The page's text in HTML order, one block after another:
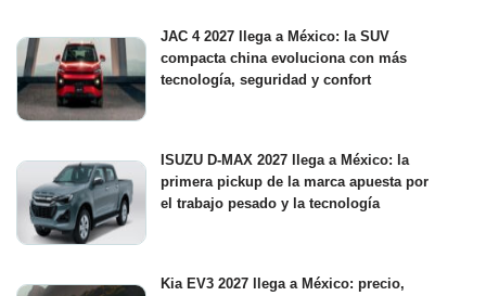
JAC 4 2027 llega a México: la SUV
compacta china evoluciona con más
tecnología, seguridad y confort
ISUZU D-MAX 2027 llega a México: la
primera pickup de la marca apuesta por
el trabajo pesado y la tecnología
Kia EV3 2027 llega a México: precio,